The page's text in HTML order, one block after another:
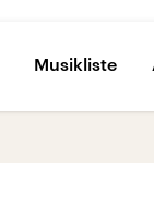
Musikliste